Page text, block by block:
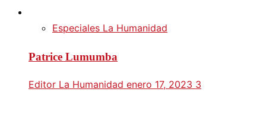
Especiales La Humanidad
Patrice Lumumba
Editor La Humanidad enero 17, 2023 3